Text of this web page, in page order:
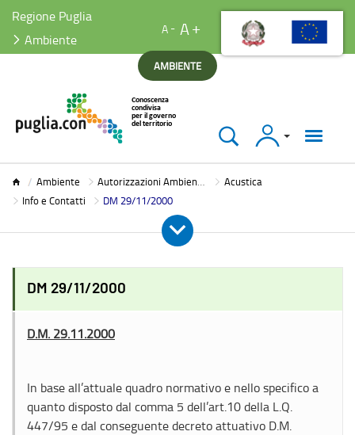
Regione Puglia
Ambiente
A A
AMBIENTE
Accedi
Ambiente Autorizzazioni Ambientali
Acustica
Info e Contatti
DM 29/11/2000
DM 29/11/2000
D.M. 29.11.2000
In base all’attuale quadro normativo e nello specifico a
quanto disposto dal comma 5 dell’art.10 della L.Q.
447/95 e dal conseguente decreto attuativo D.M.